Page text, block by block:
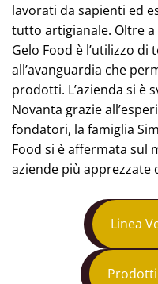
lavorati da sapienti ed
tutto artigianale. Oltre
Gelo Food è l’utilizzo
all’avanguardia che
prodotti. L’azienda si è
Novanta grazie
fondatori, la famiglia
Food si è affermata sul
aziende più apprezzate
Linea